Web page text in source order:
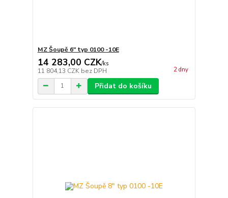
MZ Šoupě 6" typ 0100 -10E
14 283,00 CZK/ks
11 804,13 CZK bez DPH 2 dny
Přidat do košíku